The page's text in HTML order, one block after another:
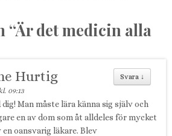
“Är det medicin alla
Svara ↓
Hurtig
09:13
Man måste lära känna sig själv och
en av dom som åt alldeles för mycket
oansvarig läkare. Blev